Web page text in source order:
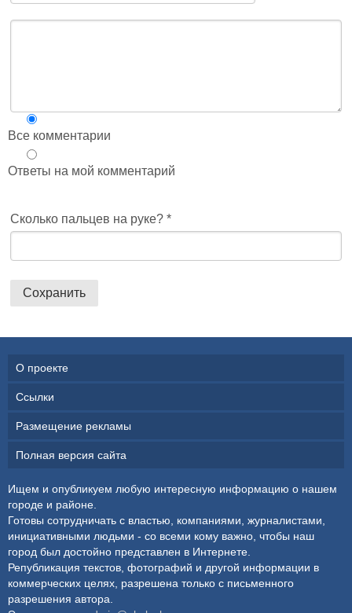
Все комментарии
Ответы на мой комментарий
Сколько пальцев на руке?*
О проекте
Ссылки
Размещение рекламы
Полная версия сайта
Ищем и опубликуем любую интересную информацию о нашем
городе и районе.
Готовы сотрудничать с властью, компаниями, журналистами,
инициативными людьми - со всеми кому важно, чтобы наш
город был достойно представлен в Интернете.
Републикация текстов, фотографий и другой информации в
коммерческих целях, разрешена только с письменного
разрешения автора.